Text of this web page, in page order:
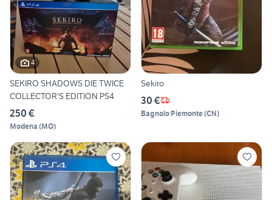
4
SEKIRO SHADOWS DIE TWICE
COLLECTOR'S EDITION PS4
250 €
Modena (MO)
Sekiro
30 €
Bagnolo Piemonte(CN)